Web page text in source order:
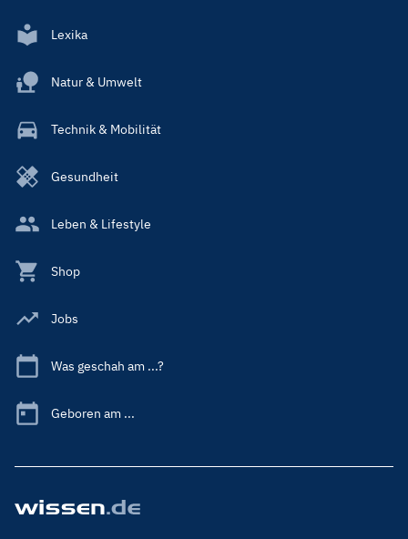
Lexika
Natur & Umwelt
Technik & Mobilität
Gesundheit
Leben & Lifestyle
Shop
Jobs
Was geschah am ...?
Geboren am ...